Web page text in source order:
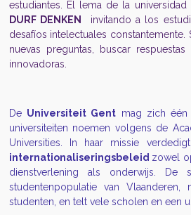
estudiantes.
El lema de la universidad
DURF DENKEN
invitando a los
desafíos intelectuales constantemente.
nuevas preguntas, buscar
innovadoras.
De Universiteit Gent mag zich één
universiteiten noemen volgens de
Universities. In haar missie
internationaliseringsbeleid zowel
dienstverlening als onderwijs. De
studentenpopulatie van
studenten, en telt vele scholen en een